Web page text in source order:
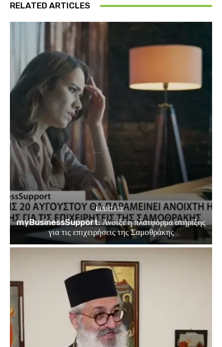
RELATED ARTICLES
EΙΔΗΣΕΙΣ
myBusinessSupport: Άνοιξε η πλατφόρμα στήριξης
για τις επιχειρήσεις της Σαμοθράκης